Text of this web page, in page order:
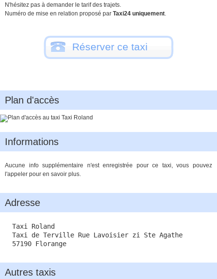
N'hésitez pas à demander le tarif des trajets.
Numéro de mise en relation proposé par Taxi24 uniquement.
Réserver ce taxi
Plan d'accès
Informations
Aucune info supplémentaire n'est enregistrée pour ce taxi, vous pouvez
l'appeler pour en savoir plus.
Adresse
Taxi Roland
Taxi de Terville Rue Lavoisier zi Ste Agathe
57190 Florange
Autres taxis